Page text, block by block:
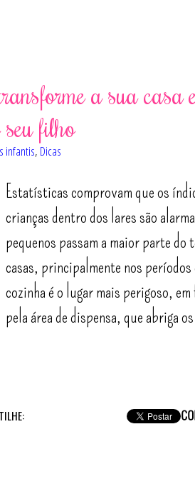
a sua casa
filho
infantis, Dicas
Estatísticas comprovam que os
crianças dentro dos lares são
pequenos passam a maior parte do
casas, principalmente nos
cozinha é o lugar mais perigoso,
pela área de dispensa, que abriga